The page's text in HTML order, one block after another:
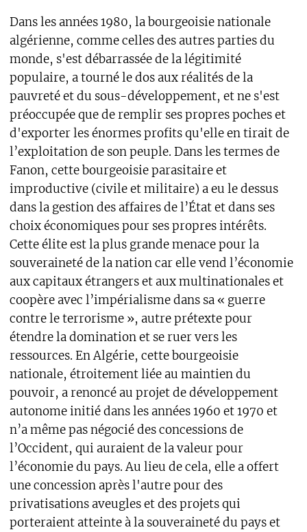
Dans les années 1980, la bourgeoisie nationale
algérienne, comme celles des autres parties du
monde, s'est débarrassée de la légitimité
populaire, a tourné le dos aux réalités de la
pauvreté et du sous-développement, et ne s'est
préoccupée que de remplir ses propres poches et
d'exporter les énormes profits qu'elle en tirait de
l’exploitation de son peuple. Dans les termes de
Fanon, cette bourgeoisie parasitaire et
improductive (civile et militaire) a eu le dessus
dans la gestion des affaires de l’État et dans ses
choix économiques pour ses propres intérêts.
Cette élite est la plus grande menace pour la
souveraineté de la nation car elle vend l’économie
aux capitaux étrangers et aux multinationales et
coopère avec l’impérialisme dans sa « guerre
contre le terrorisme », autre prétexte pour
étendre la domination et se ruer vers les
ressources. En Algérie, cette bourgeoisie
nationale, étroitement liée au maintien du
pouvoir, a renoncé au projet de développement
autonome initié dans les années 1960 et 1970 et
n’a même pas négocié des concessions de
l’Occident, qui auraient de la valeur pour
l’économie du pays. Au lieu de cela, elle a offert
une concession après l'autre pour des
privatisations aveugles et des projets qui
porteraient atteinte à la souveraineté du pays et